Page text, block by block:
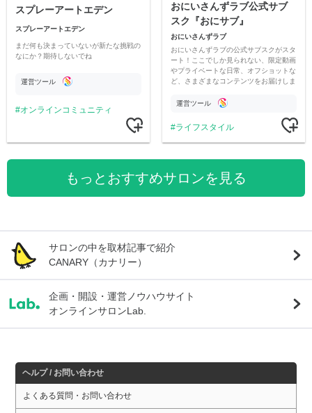
スプレーアートエデン
スプレーアートエデン
まだ何も決まっていないが新たな挑戦の
なにか？期待しないでね
運営ツール
オンラインコミュニティ
おにいさんずラブ公式サブ
スク『おにサブ』
おにいさんずラブ
おにいさんずラブの公式サブスクがスタ
ート！ここでしか見られない、限定動画
やプライベートな日常、オフショットな
ど、さまざまなコンテンツをお届けしま
運営ツール
ライフスタイル
もっとおすすめサロンを見る
サロンの中を取材記事で紹介
CANARY（カナリー）
企画・開設・運営ノウハウサイト
オンラインサロンLab.
ヘルプ / お問い合わせ
よくある質問・お問い合わせ